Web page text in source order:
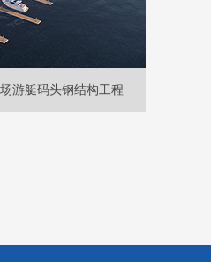
游艇码头钢结构工程